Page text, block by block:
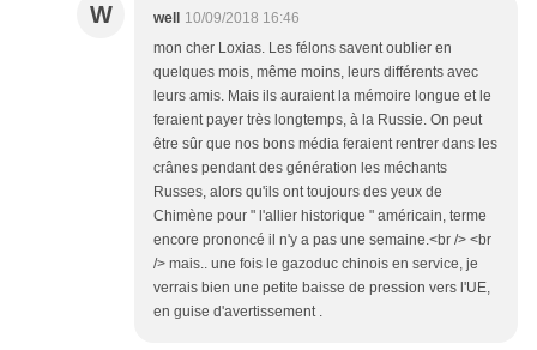
W well
10/09/2018 16:46
mon cher Loxias. Les félons savent oublier en
quelques mois, même moins, leurs différents avec
leurs amis. Mais ils auraient la mémoire longue et le
feraient payer très longtemps, à la Russie. On peut
être sûr que nos bons média feraient rentrer dans les
crânes pendant des génération les méchants
Russes, alors qu'ils ont toujours des yeux de
Chimène pour " l'allier historique " américain, terme
encore prononcé il n'y a pas une semaine.<br /> <br
/> mais.. une fois le gazoduc chinois en service, je
verrais bien une petite baisse de pression vers l'UE,
en guise d'avertissement .